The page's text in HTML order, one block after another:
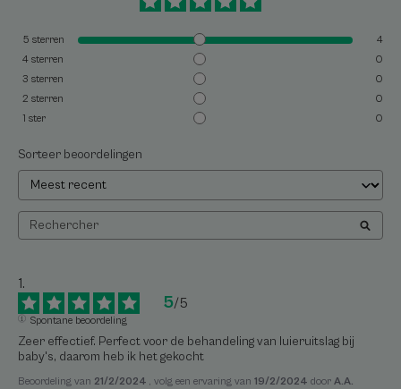
5 sterren
4
4 sterren
0
3 sterren
0
2 sterren
0
1 ster 0
Sorteer beoordelingen
5/5
Spontane beoordeling
Zeer effectief. Perfect voor de behandeling van luieruitslag bij
baby's, daarom heb ik het gekocht
Beoordeling van 21/2/2024 , volg een ervaring van 19/2/2024 door A.A.